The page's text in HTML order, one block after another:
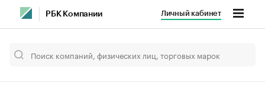
РБК Компании Личный кабинет